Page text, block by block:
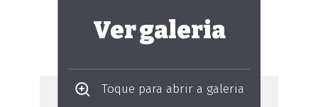
Ver galeria
Toque para abrir a galeria